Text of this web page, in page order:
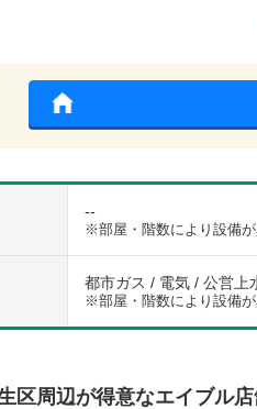
--
※部屋・階数により設備が
都市ガス / 電気 / 公営上
※部屋・階数により設備が
区周辺が得意なエイブル